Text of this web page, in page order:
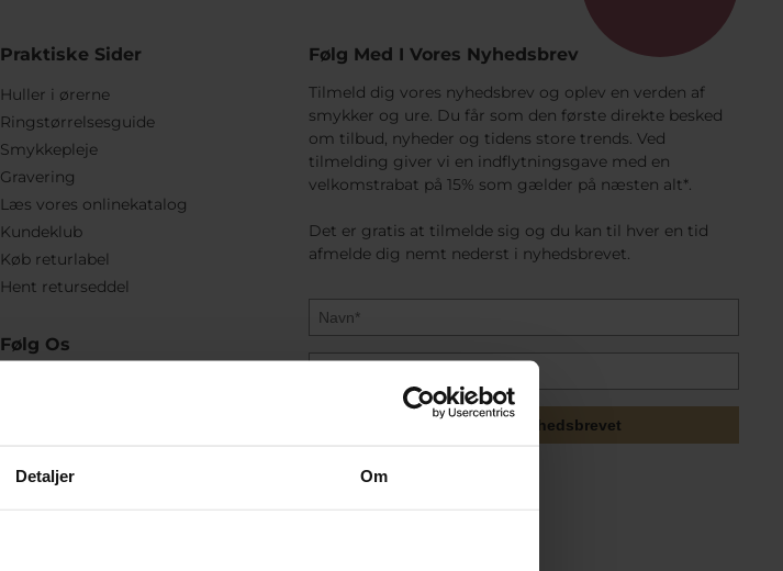
Detaljer Om
Praktiske Sider
Huller i ørerne
Ringstørrelsesguide
Smykkepleje
Gravering
Læs vores onlinekatalog
Kundeklub
Køb returlabel
Hent returseddel
Følg Os
Følg Med I Vores Nyhedsbrev
Tilmeld dig vores nyhedsbrev og oplev en verden af
smykker og ure. Du får som den første direkte besked
om tilbud, nyheder og tidens store trends. Ved
tilmelding giver vi en indflytningsgave med en
velkomstrabat på 15% som gælder på næsten alt*.
Det er gratis at tilmelde sig og du kan til hver en tid
afmelde dig nemt nederst i nyhedsbrevet.
Tilmeld mig nyhedsbrevet